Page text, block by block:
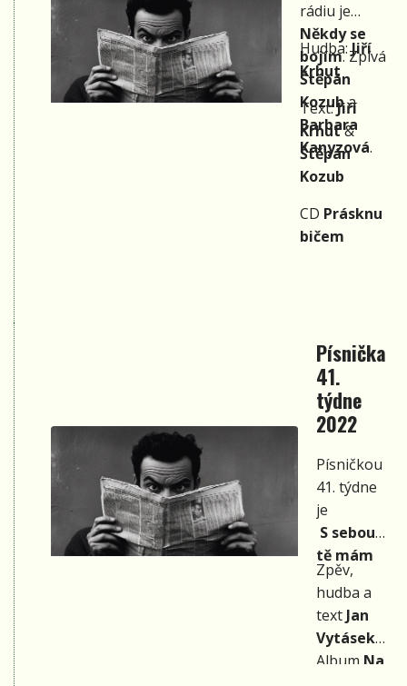
rádiu je
Někdy se
bojím. Zpívá
Štěpán
Kozuba
Barbara
Kanyzová.
Hudba:Jiří
Krhut
Text:Jiří
Krhut&
Štěpán
Kozub
CD Prásknu
bičem
Písnička
41.
týdne
2022
Písničkou
41. týdne
je
S sebou
tě mám
Zpěv,
hudba a
text Jan
Vytásek
Album Na